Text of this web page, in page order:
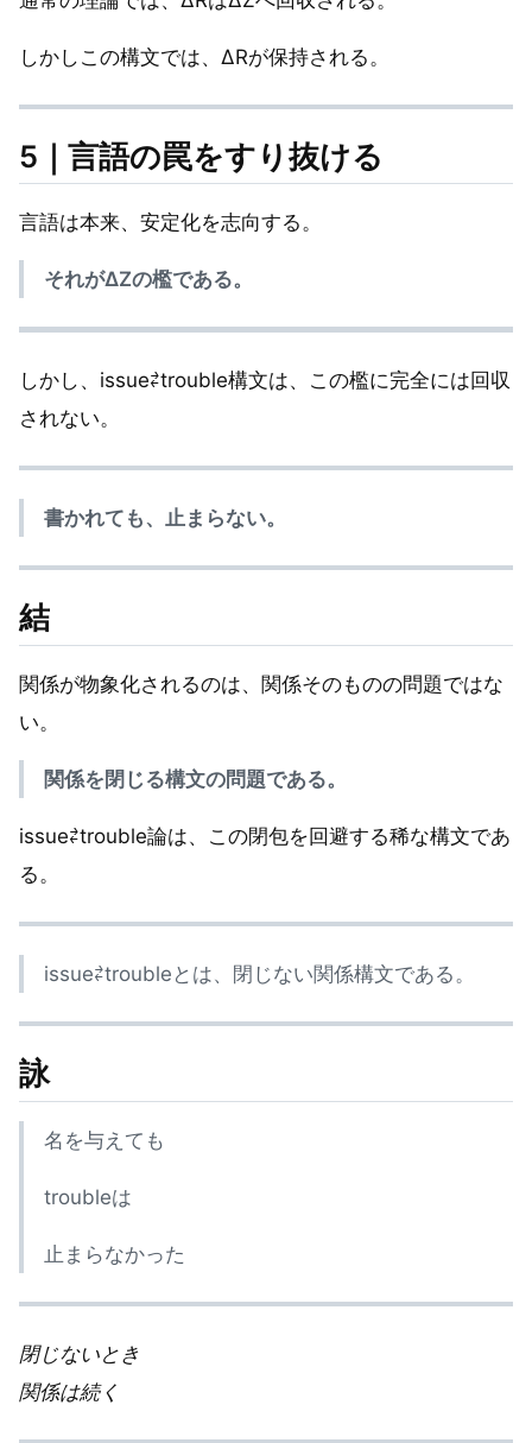
しかしこの構文では、ΔRが保持される。
5｜言語の罠をすり抜ける
言語は本来、安定化を志向する。
それがΔZの檻である。
しかし、issue⇄trouble構文は、この檻に完全には回収
されない。
書かれても、止まらない。
結
関係が物象化されるのは、関係そのものの問題ではな
い。
関係を閉じる構文の問題である。
issue⇄trouble論は、この閉包を回避する稀な構文であ
る。
issue⇄troubleとは、閉じない関係構文である。
詠
名を与えても
troubleは
止まらなかった
閉じないとき
関係は続く